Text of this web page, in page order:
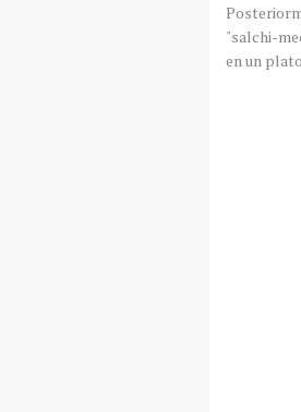
"salchi-
en un